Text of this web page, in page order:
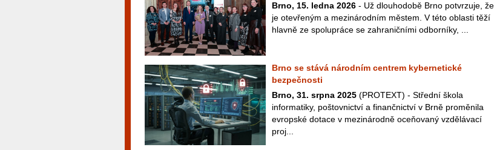
Brno, 15. ledna 2026 - Už dlouhodobě Brno potvrzuje, že
je otevřeným a mezinárodním městem. V této oblasti těží
hlavně ze spolupráce se zahraničními odborníky, ...
Brno se stává národním centrem kybernetické
bezpečnosti
Brno, 31. srpna 2025 (PROTEXT) - Střední škola
informatiky, poštovnictví a finančnictví v Brně proměnila
evropské dotace v mezinárodně oceňovaný vzdělávací
proj...